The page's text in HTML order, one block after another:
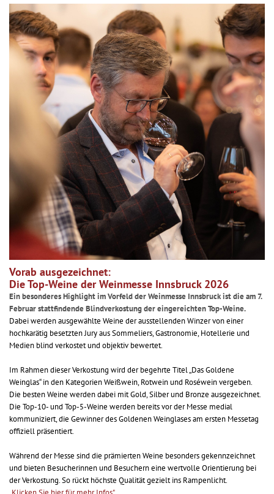
Vorab ausgezeichnet:
Die Top-Weine der Weinmesse Innsbruck 2026
Ein besonderes Highlight im Vorfeld der Weinmesse Innsbruck ist die am 7.
Februar stattfindende Blindverkostung der eingereichten Top-Weine.
Dabei werden ausgewählte Weine der ausstellenden Winzer von einer
hochkarätig besetzten Jury aus Sommeliers, Gastronomie, Hotellerie und
Medien blind verkostet und objektiv bewertet.
Im Rahmen dieser Verkostung wird der begehrte Titel „Das Goldene
Weinglas“ in den Kategorien Weißwein, Rotwein und Roséwein vergeben.
Die besten Weine werden dabei mit Gold, Silber und Bronze ausgezeichnet.
Die Top-10- und Top-5-Weine werden bereits vor der Messe medial
kommuniziert, die Gewinner des Goldenen Weinglases am ersten Messetag
offiziell präsentiert.
Während der Messe sind die prämierten Weine besonders gekennzeichnet
und bieten Besucherinnen und Besuchern eine wertvolle Orientierung bei
der Verkostung. So rückt höchste Qualität gezielt ins Rampenlicht.